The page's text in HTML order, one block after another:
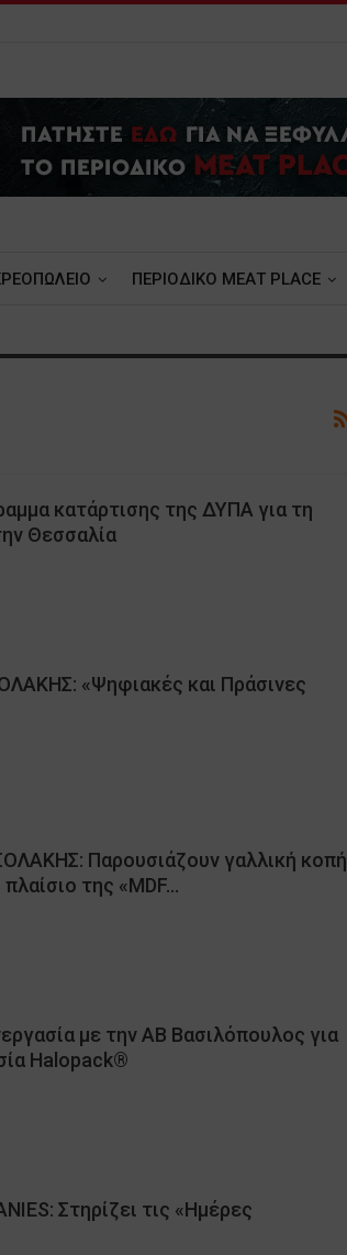
ΠΕΡΙΟΔΙΚΟ ΜΕΑΤ PLACE
κατάρτισης της ΔΥΠΑ για τη
Θεσσαλία
«Ψηφιακές και Πράσινες
Παρουσιάζουν γαλλική κοπή
της «MDF…
με την ΑΒ Βασιλόπουλος για
Halopack®
Στηρίζει τις «Ημέρες